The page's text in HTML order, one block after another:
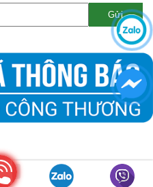
TÀI. All right Reserved | WEB